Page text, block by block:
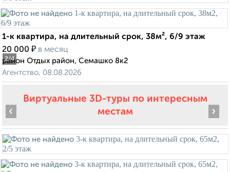
2/4
1-к квартира, на длительный срок, 38м², 6/9 этаж
20 000 ₽ в месяц
район Отдых район, Семашко 8к2
Агентство, 08.08.2026
Виртуальные 3D-туры по интересным
местам
‹ ›